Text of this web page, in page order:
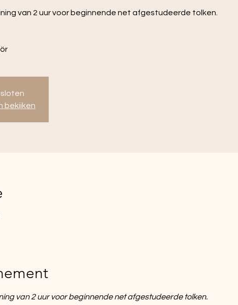
van 2 uur voor beginnende net afgestudeerde tolken.
bekijken
van 2 uur voor beginnende net afgestudeerde tolken.